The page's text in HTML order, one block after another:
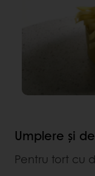
Umplere și
Pentru tort cu